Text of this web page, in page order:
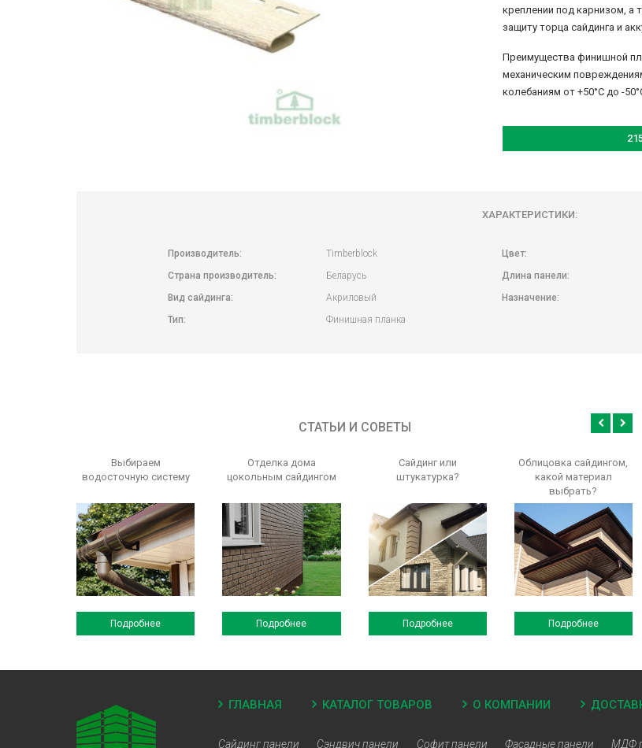
креплении под карнизом, а
защиту торца сайдинга и
Преимущества финишной
механическим
колебаниям от +50‎°C до -
ХАРАКТЕРИСТИКИ:
Производитель:
Страна производитель:
Вид сайдинга:
Тип:
Timberblock
Беларусь
Акриловый
Финишная планка
Цвет:
Длина панели:
Назначение:
СТАТЬИ И СОВЕТЫ
Выбираем
водосточную систему
Подробнее
Отделка дома
цокольным сайдингом
Подробнее
Сайдинг или
штукатурка?
Подробнее
Облицовка сайдингом,
какой материал
выбрать?
Подробнее
ГЛАВНАЯ КАТАЛОГ ТОВАРОВ О КОМПАНИИ
Сайдинг панели Сэндвич панели Софит панели Фасадные панели МДФ